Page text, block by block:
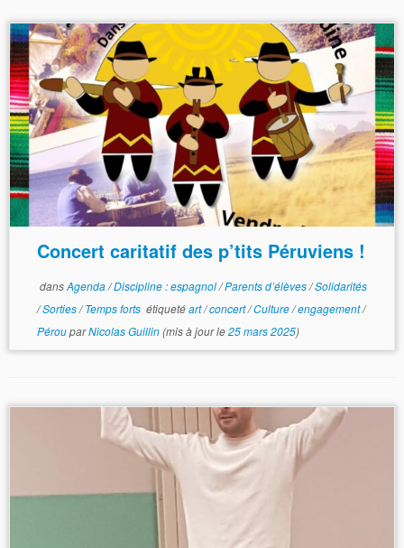
Concert caritatif des p’tits Péruviens !
dansAgenda/Discipline : espagnol/Parents d’élèves/Solidarités
/Sorties/Temps forts étiquetéart/concert/Culture/engagement/
PérouparNicolas Guillin(mis à jour le25 mars 2025)